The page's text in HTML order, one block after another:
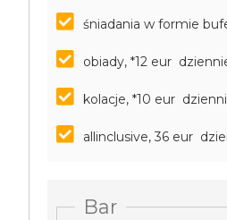
śniadania w formie
obiady, *12 eur
kolacje, *10 eur
allinclusive, 36 eur
Bar